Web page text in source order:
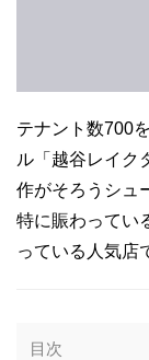
テナント数700
ル「越谷レイク
作がそろうシュ
特に賑わってい
っている人気店
目次